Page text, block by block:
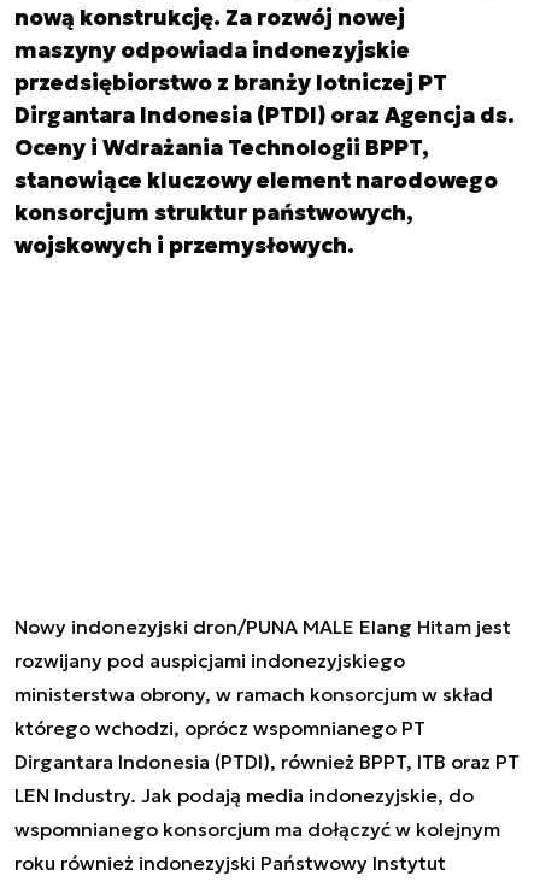
nową konstrukcję. Za rozwój nowej
maszyny odpowiada indonezyjskie
przedsiębiorstwo z branży lotniczej PT
Dirgantara Indonesia (PTDI) oraz Agencja ds.
Oceny i Wdrażania Technologii BPPT,
stanowiące kluczowy element narodowego
konsorcjum struktur państwowych,
wojskowych i przemysłowych.
Nowy indonezyjski dron/PUNA MALE Elang Hitam jest
rozwijany pod auspicjami indonezyjskiego
ministerstwa obrony, w ramach konsorcjum w skład
którego wchodzi, oprócz wspomnianego PT
Dirgantara Indonesia (PTDI), również BPPT, ITB oraz PT
LEN Industry. Jak podają media indonezyjskie, do
wspomnianego konsorcjum ma dołączyć w kolejnym
roku również indonezyjski Państwowy Instytut